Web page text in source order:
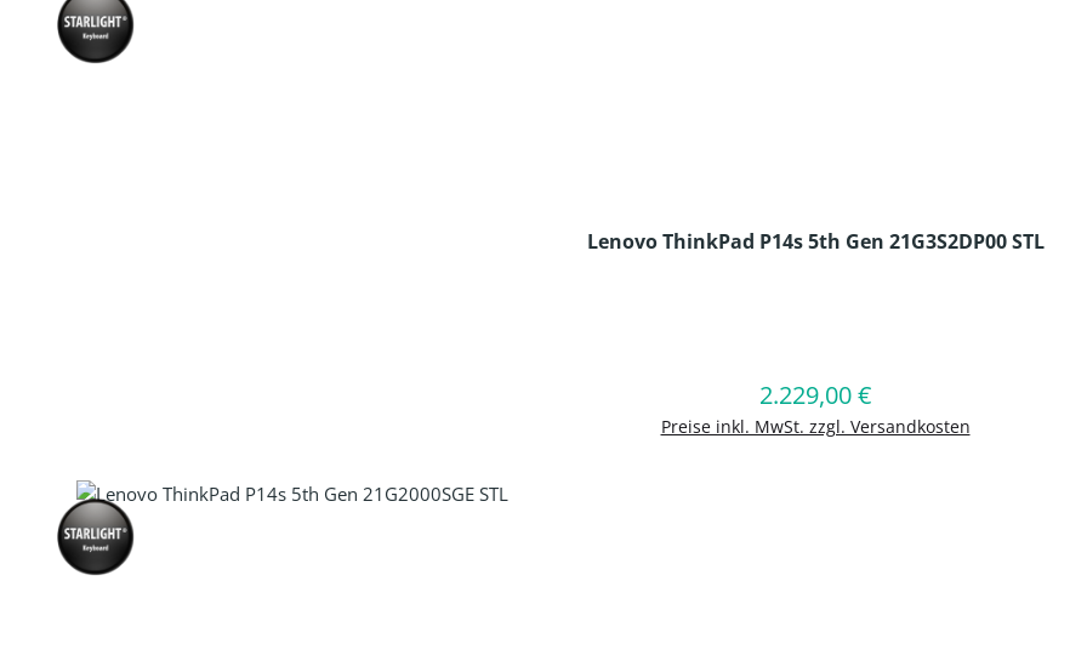
Lenovo ThinkPad P14s 5th Gen 21G3S2DP00 STL
Regulärer Preis:
2.229,00 €
Preise inkl. MwSt. zzgl. Versandkosten
In den Warenkorb